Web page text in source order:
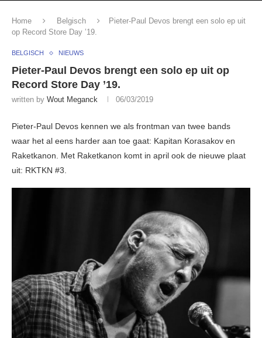
Home Belgisch
Pieter-Paul Devos brengt een solo ep uit
op Record Store Day ’19.
BELGISCH NIEUWS
Pieter-Paul Devos brengt een solo ep uit op
Record Store Day ’19.
written by Wout Meganck 06/03/2019
Pieter-Paul Devos kennen we als frontman van twee bands
waar het al eens harder aan toe gaat: Kapitan Korasakov en
Raketkanon. Met Raketkanon komt in april ook de nieuwe plaat
uit: RKTKN #3.